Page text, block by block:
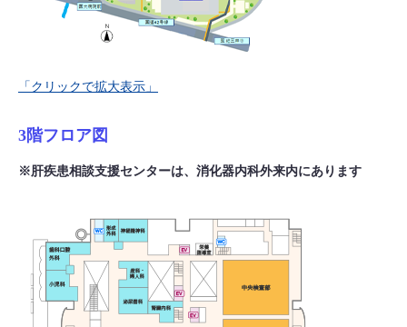
「クリックで拡大表示」
3階フロア図
※肝疾患相談支援センターは、消化器内科外来内にあります